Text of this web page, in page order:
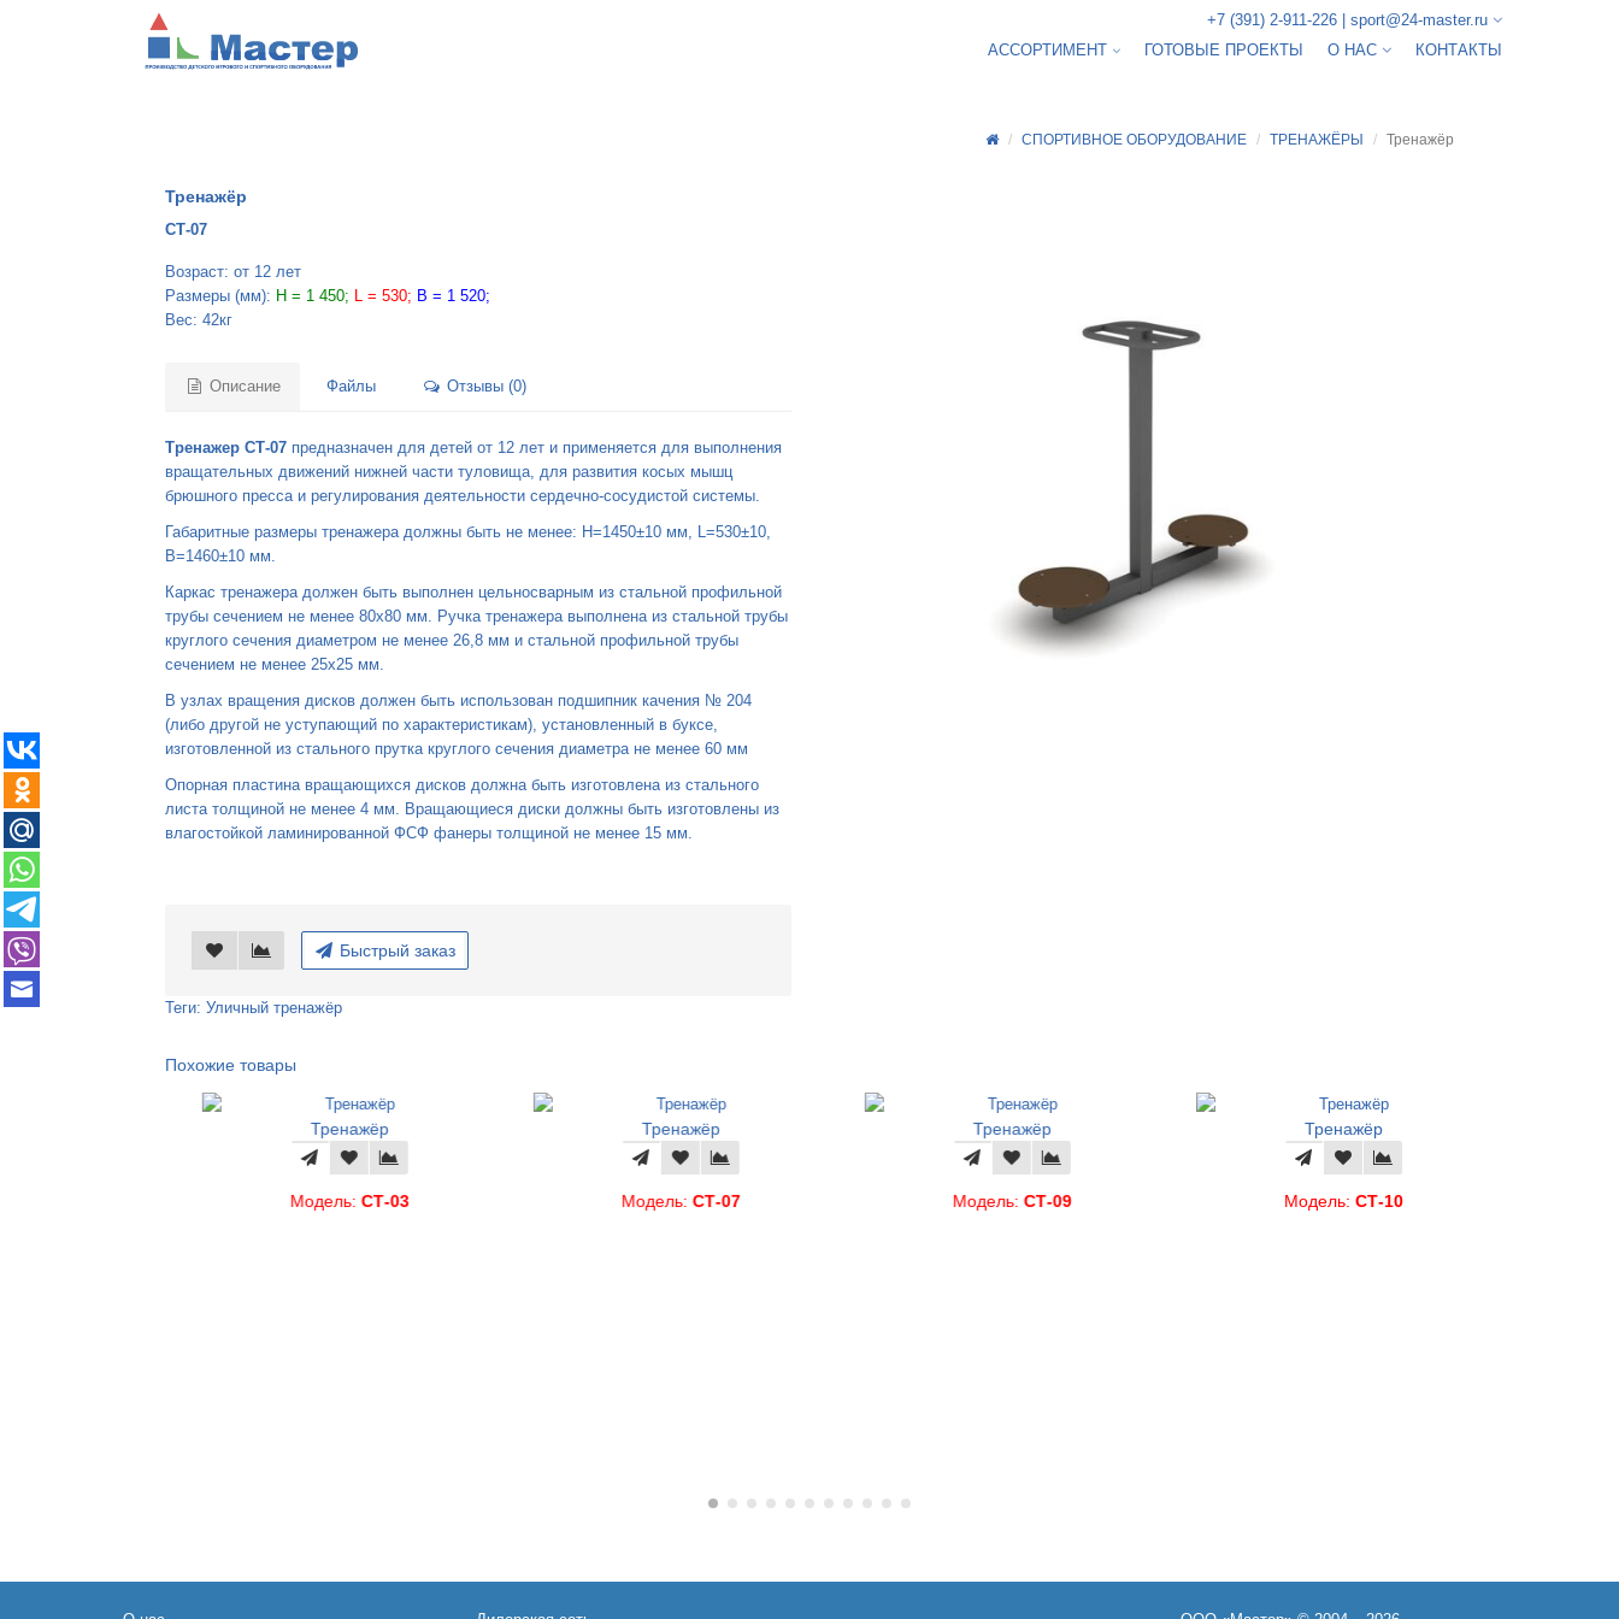
+7 (391) 2-911-226
sport@24-master.ru
АССОРТИМЕНТ
ГОТОВЫЕ ПРОЕКТЫ О НАС КОНТАКТЫ
СПОРТИВНОЕ ОБОРУДОВАНИЕ ТРЕНАЖЁРЫ Тренажёр
Тренажёр
СТ-07
Возраст: от 12 лет
Размеры (мм): H = 1 450; L = 530; B = 1 520;
Вес: 42кг
Описание Файлы Отзывы (0)
Тренажер СТ-07 предназначен для детей от 12 лет и применяется для выполнения
вращательных движений нижней части туловища, для развития косых мышц
брюшного пресса и регулирования деятельности сердечно-сосудистой системы.
Габаритные размеры тренажера должны быть не менее: H=1450±10 мм, L=530±10,
B=1460±10 мм.
Каркас тренажера должен быть выполнен цельносварным из стальной профильной
трубы сечением не менее 80x80 мм. Ручка тренажера выполнена из стальной трубы
круглого сечения диаметром не менее 26,8 мм и стальной профильной трубы
сечением не менее 25x25 мм.
В узлах вращения дисков должен быть использован подшипник качения № 204
(либо другой не уступающий по характеристикам), установленный в буксе,
изготовленной из стального прутка круглого сечения диаметра не менее 60 мм
Опорная пластина вращающихся дисков должна быть изготовлена из стального
листа толщиной не менее 4 мм. Вращающиеся диски должны быть изготовлены из
влагостойкой ламинированной ФСФ фанеры толщиной не менее 15 мм.
Быстрый заказ
Теги:Уличный тренажёр
Похожие товары
Тренажёр
Модель:СТ-03
Тренажёр
Модель:СТ-07
Тренажёр
Модель:СТ-09
Тренажёр
Модель:СТ-10